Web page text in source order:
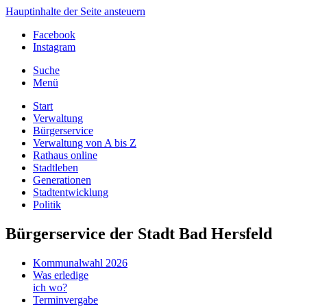
Hauptinhalte der Seite ansteuern
Facebook
Instagram
Suche
Menü
Start
Verwaltung
Bürgerservice
Verwaltung von A bis Z
Rathaus online
Stadtleben
Generationen
Stadtentwicklung
Politik
Bürgerservice der Stadt Bad Hersfeld
Kommunalwahl 2026
Was erledige
ich wo?
Terminvergabe